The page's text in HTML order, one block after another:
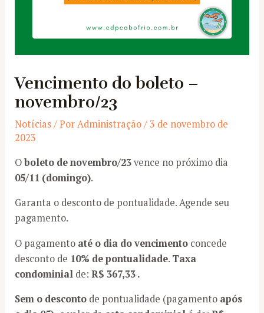
Vencimento do boleto –
novembro/23
Notícias/ PorAdministração/3 de novembro de
2023
Oboleto de novembro/23vence no próximo dia
05/11 (domingo).
Garanta o desconto de pontualidade. Agende seu
pagamento.
O pagamento até o dia do vencimento concede
desconto de 10% de pontualidade. Taxa
condominial de:R$ 367,33 .
Sem o desconto de pontualidade (pagamento após